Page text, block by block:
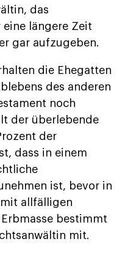
das
längere Zeit
gar aufzugeben.
die Ehegatten
des anderen
noch
der überlebende
der
dass in einem
ist, bevor in
allfälligen
bestimmt
mit.